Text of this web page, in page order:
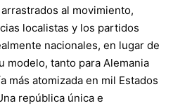
al movimiento,
localistas y los partidos
nacionales, en lugar de
modelo, tanto para Alemania
más atomizada en mil Estados
república única e